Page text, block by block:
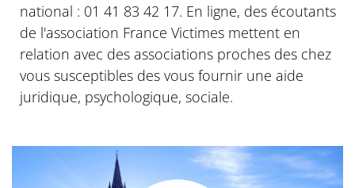
national : 01 41 83 42 17. En ligne, des écoutants
de l'association France Victimes mettent en
relation avec des associations proches des chez
vous susceptibles des vous fournir une aide
juridique, psychologique, sociale.